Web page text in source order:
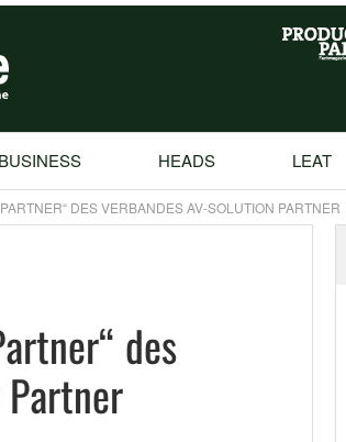
BUSINESS HEADS LEAT
DES VERBANDES AV-SOLUTION PARTNER
des